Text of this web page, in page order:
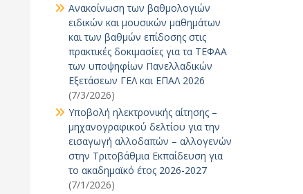
Ανακοίνωση των βαθμολογιών
ειδικών και μουσικών μαθημάτων
και των βαθμών επίδοσης στις
πρακτικές δοκιμασίες για τα ΤΕΦΑΑ
των υποψηφίων Πανελλαδικών
Εξετάσεων ΓΕΛ και ΕΠΑΛ 2026
(7/3/2026)
Υποβολή ηλεκτρονικής αίτησης –
μηχανογραφικού δελτίου για την
εισαγωγή αλλοδαπών – αλλογενών
στην Τριτοβάθμια Εκπαίδευση για
το ακαδημαϊκό έτος 2026-2027
(7/1/2026)